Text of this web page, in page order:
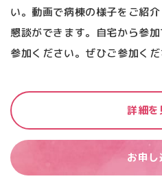
い。動画で病棟の様子をご紹
懇談ができます。自宅から参
参加ください。ぜひご参加くだ
詳細を
お申し